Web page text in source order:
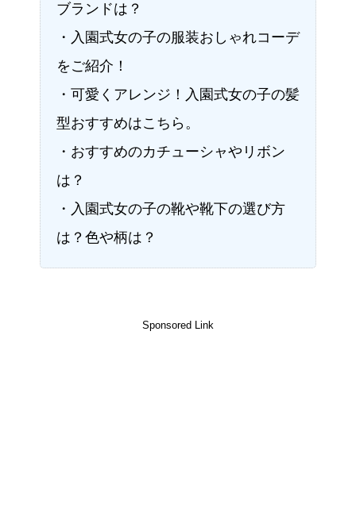
ブランドは？
・入園式女の子の服装おしゃれコーデ
をご紹介！
・可愛くアレンジ！入園式女の子の髪
型おすすめはこちら。
・おすすめのカチューシャやリボン
は？
・入園式女の子の靴や靴下の選び方
は？色や柄は？
Sponsored Link